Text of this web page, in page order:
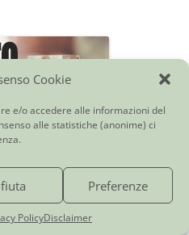
Cookie
e/o accedere alle informazioni del
alle statistiche (anonime) ci
Preferenze
PolicyDisclaimer
il "Welcome Bonus"